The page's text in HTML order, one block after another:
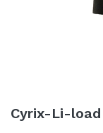
Cyrix-Li-load